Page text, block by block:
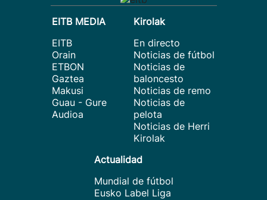
EITB MEDIA
EITB
Orain
ETBON
Gaztea
Makusi
Guau - Gure
Audioa
Kirolak
En directo
Noticias de fútbol
Noticias de
baloncesto
Noticias de remo
Noticias de
pelota
Noticias de Herri
Kirolak
Actualidad
Mundial de fútbol
Eusko Label Liga